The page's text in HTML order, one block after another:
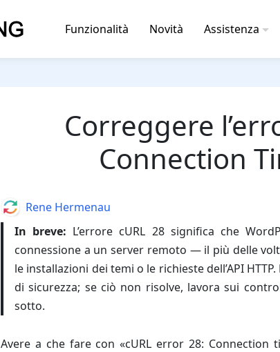
Funzionalità Novità Assistenza
Correggere
Connection
In breve: L’errore cURL 28 significa che
connessione a un server remoto — il più delle
le installazioni dei temi o le richieste dell’API
di sicurezza; se ciò non risolve, lavora sui
sotto.
Avere a che fare con «cURL error 28:
AuthorRene Hermenau